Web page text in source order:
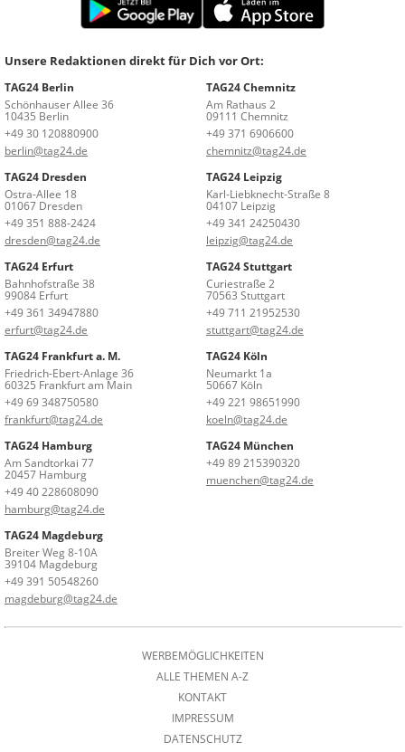
Unsere Redaktionen direkt für Dich vor Ort:
TAG24 Berlin
Schönhauser Allee 36
10435 Berlin
+49 30 120880900
berlin@tag24.de
TAG24 Chemnitz
Am Rathaus 2
09111 Chemnitz
+49 371 6906600
chemnitz@tag24.de
TAG24 Dresden
Ostra-Allee 18
01067 Dresden
+49 351 888-2424
dresden@tag24.de
TAG24 Leipzig
Karl-Liebknecht-Straße 8
04107 Leipzig
+49 341 24250430
leipzig@tag24.de
TAG24 Erfurt
Bahnhofstraße 38
99084 Erfurt
+49 361 34947880
erfurt@tag24.de
TAG24 Stuttgart
Curiestraße 2
70563 Stuttgart
+49 711 21952530
stuttgart@tag24.de
TAG24 Frankfurt a. M.
Friedrich-Ebert-Anlage 36
60325 Frankfurt am Main
+49 69 348750580
frankfurt@tag24.de
TAG24 Köln
Neumarkt 1a
50667 Köln
+49 221 98651990
koeln@tag24.de
TAG24 Hamburg
Am Sandtorkai 77
20457 Hamburg
+49 40 228608090
hamburg@tag24.de
TAG24 München
+49 89 215390320
muenchen@tag24.de
TAG24 Magdeburg
Breiter Weg 8-10A
39104 Magdeburg
+49 391 50548260
magdeburg@tag24.de
WERBEMÖGLICHKEITEN
ALLE THEMEN A-Z
KONTAKT
IMPRESSUM
DATENSCHUTZ